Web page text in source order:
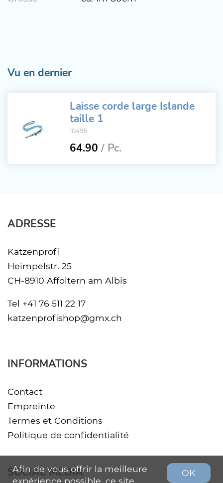
Vu en dernier
Laisse corde large Islande
taille 1
10495
64.90 / Pc.
ADRESSE
Katzenprofi
Heimpelstr. 25
CH-8910 Affoltern am Albis
Tel +41 76 511 22 17
katzenprofishop@gmx.ch
INFORMATIONS
Contact
Empreinte
Termes et Conditions
Politique de confidentialité
SOCIAL MEDIA OK
Afin de vous offrir la meilleure
expérience possible, ce site